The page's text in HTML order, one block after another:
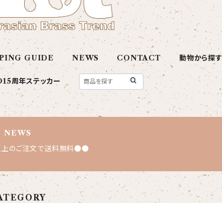
GUIDE NEWS CONTACT 動物から探す
周年ステッカー
NEWS
のご注文で送料無料●●